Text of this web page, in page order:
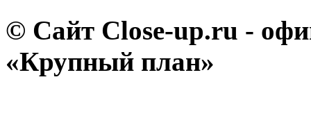
© Сайт Close-up.ru -
«Крупный план»